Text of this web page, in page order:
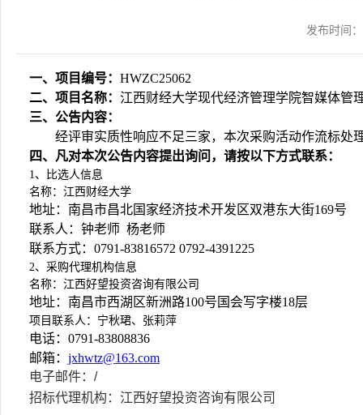
发布时间
一、 项目编号： HWZC25062
二、 项目名称： 江西财经大学现代经济管理学院智媒体管
三、公告内容：
经评审实质性响应不足三家， 本次采购活动作流标处
四、凡对本次公告内容提出询问，请按以下方式联系：
1、比选人信息
名称：江西财经大学
地址：南昌市昌北国家经济技术开发区双港东大街169号
联系人： 钟老师 杨老师
联系方式： 0791-83816572 0792-4391225
2、采购代理机构信息
名称：江西好望投资咨询有限公司
地址：南昌市西湖区新洲路100号国会写字楼18层
项目联系人：宁秋珺、张莉萍
电话： 0791-83808836
邮箱： jxhwtz@163.com
电子邮件： /
招标代理机构：江西好望投资咨询有限公司